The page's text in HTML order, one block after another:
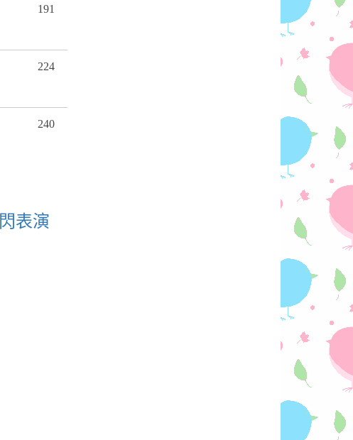
191
224
240
表演